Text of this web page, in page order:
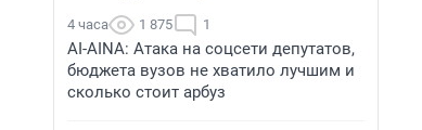
4 часа 1 875 1
AI-AINA: Атака на соцсети депутатов,
бюджета вузов не хватило лучшим и
сколько стоит арбуз